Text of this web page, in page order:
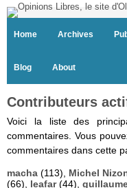
Home Archives
Blog About
Contributeurs
Voici la liste des
commentaires. Vous
commentaires dans cette
macha (113), Michel
(66), leafar(44),